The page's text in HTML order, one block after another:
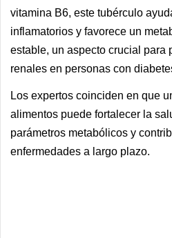
vitamina B6, este tubérculo
inflamatorios y favorece un
estable, un aspecto crucial para
renales en personas con
Los expertos coinciden en que
alimentos puede fortalecer la
parámetros metabólicos y
enfermedades a largo plazo.